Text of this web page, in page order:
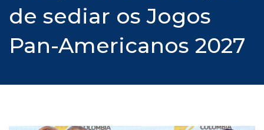
de sediar os Jogos
Pan-Americanos 2027